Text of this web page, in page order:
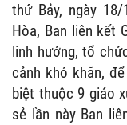
thứ Bảy, ngày
Hòa, Ban liên kết
linh hướng, tổ
cảnh khó khăn,
biệt thuộc 9 giáo
sẻ lần này Ban